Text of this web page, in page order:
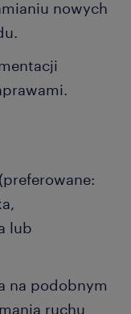
nowych
lub
na podobnym
ruchu